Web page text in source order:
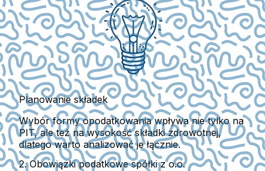
Planowanie składek
Wybór formy opodatkowania wpływa nie tylko na
PIT, ale też nawysokość składki zdrowotnej,
dlatego warto analizować je łącznie.
2. Obowiązki podatkowe spółki z o.o.